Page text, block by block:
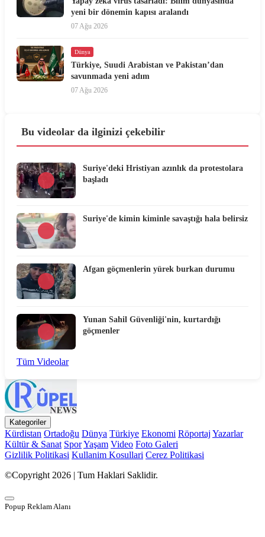
yeni bir dönemin kapısı aralandı
07 Ağu 2026
Dünya
Türkiye, Suudi Arabistan ve Pakistan’dan
savunmada yeni adım
07 Ağu 2026
Bu videolar da ilginizi çekebilir
Suriye'deki Hristiyan azınlık da protestolara
başladı
Suriye'de kimin kiminle savaştığı hala belirsiz
Afgan göçmenlerin yürek burkan durumu
Yunan Sahil Güvenliği'nin, kurtardığı
göçmenler
Tüm Videolar
Kategoriler
Kürdistan Ortadoğu Dünya Türkiye Ekonomi Röportaj Yazarlar
Kültür & Sanat SporYaşam Video Foto Galeri
Gizlilik Politikasi Kullanim Kosullari Cerez Politikasi
©Copyright 2026 | Tum Haklari Saklidir.
Popup Reklam Alanı